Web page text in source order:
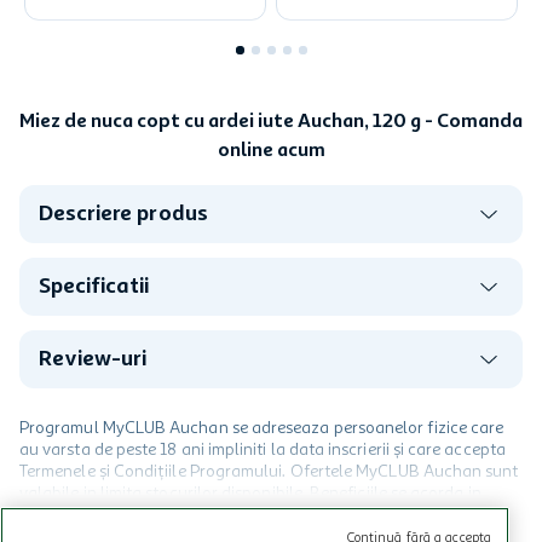
Miez de nuca copt cu ardei iute Auchan, 120 g - Comanda
online acum
Descriere produs
Specificatii
Review-uri
Programul MyCLUB Auchan se adreseaza persoanelor fizice care
au varsta de peste 18 ani impliniti la data inscrierii și care accepta
Termenele și Condițiile Programului. Ofertele MyCLUB Auchan sunt
limita a 12 unitati / card client o singura data in perioada promotiei.
Cardul poate fi utilizat doar in legatura cu magazinele Auchan
Continuă fără a accepta